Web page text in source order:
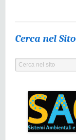
Cerca nel Sito